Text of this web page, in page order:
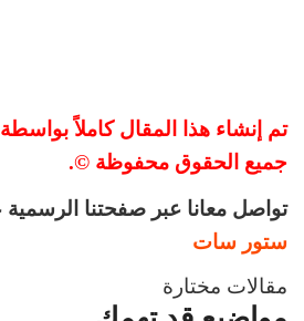
تم إنشاء هذا المقال كاملاً
جميع الحقوق محفوظة ©.
تواصل معانا عبر صفحتنا الرسمية
ستور سات
مقالات مختارة